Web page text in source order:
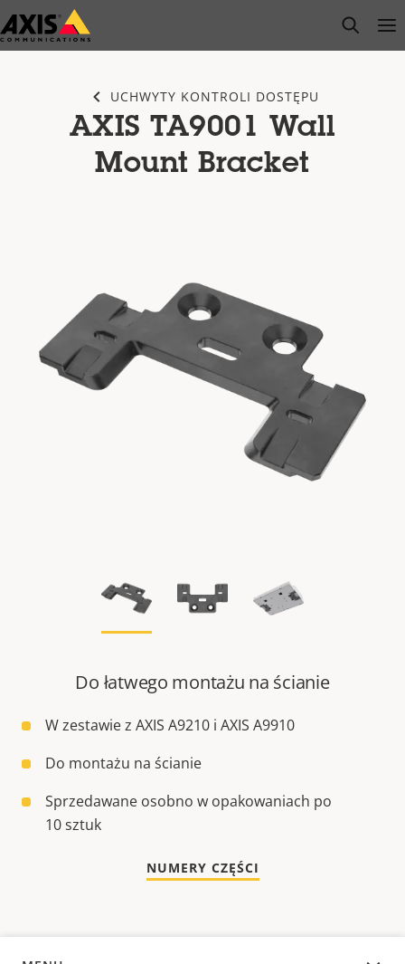
Przejdź
do
open
UCHWYTY KONTROLI DOSTĘPU
AXIS TA9001 Wall
Mount Bracket
Do łatwego montażu na ścianie
W zestawie z AXIS A9210 i AXIS A9910
Do montażu na ścianie
Sprzedawane osobno w opakowaniach po
10 sztuk
NUMERY CZĘŚCI